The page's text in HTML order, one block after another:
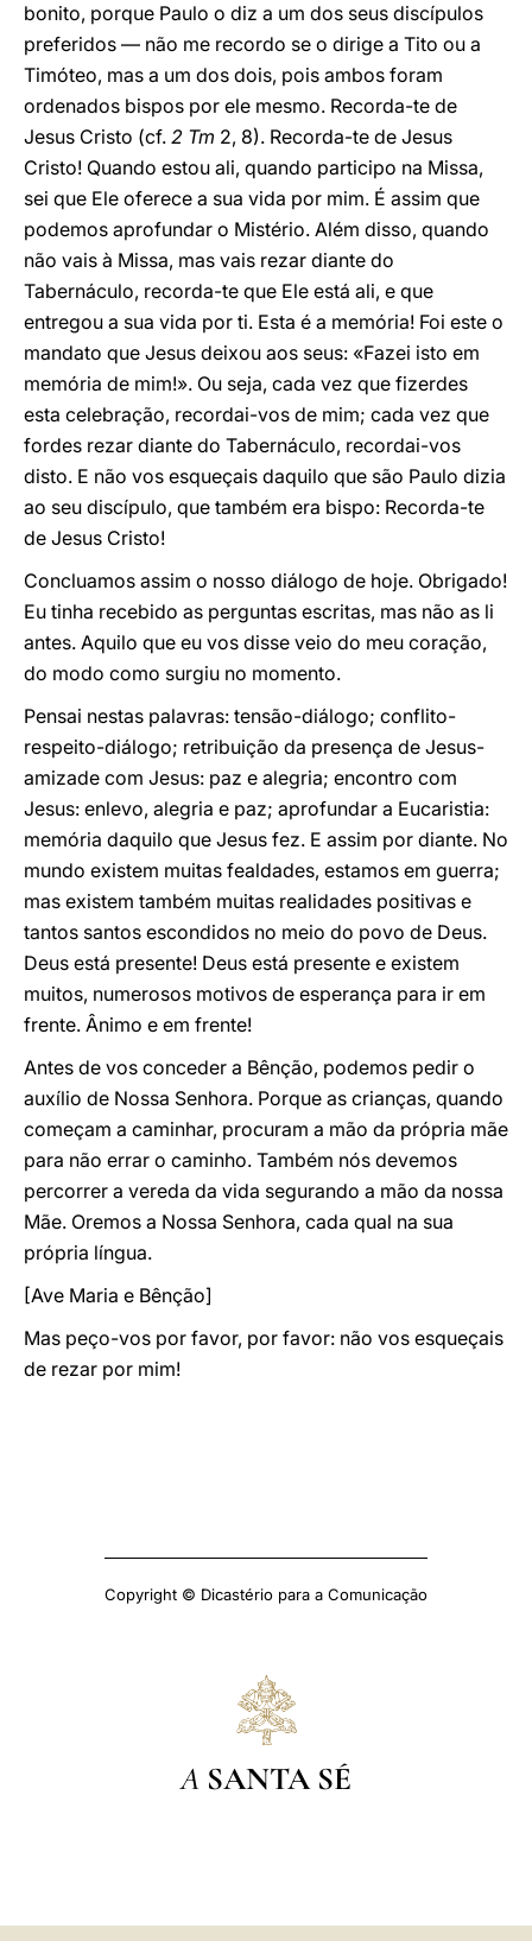
bonito, porque Paulo o diz a um dos seus discípulos
preferidos — não me recordo se o dirige a Tito ou a
Timóteo, mas a um dos dois, pois ambos foram
ordenados bispos por ele mesmo. Recorda-te de
Jesus Cristo (cf. 2 Tm 2, 8). Recorda-te de Jesus
Cristo! Quando estou ali, quando participo na Missa,
sei que Ele oferece a sua vida por mim. É assim que
podemos aprofundar o Mistério. Além disso, quando
não vais à Missa, mas vais rezar diante do
Tabernáculo, recorda-te que Ele está ali, e que
entregou a sua vida por ti. Esta é a memória! Foi este o
mandato que Jesus deixou aos seus: «Fazei isto em
memória de mim!». Ou seja, cada vez que fizerdes
esta celebração, recordai-vos de mim; cada vez que
fordes rezar diante do Tabernáculo, recordai-vos
disto. E não vos esqueçais daquilo que são Paulo dizia
ao seu discípulo, que também era bispo: Recorda-te
de Jesus Cristo!
Concluamos assim o nosso diálogo de hoje. Obrigado!
Eu tinha recebido as perguntas escritas, mas não as li
antes. Aquilo que eu vos disse veio do meu coração,
do modo como surgiu no momento.
Pensai nestas palavras: tensão-diálogo; conflito-
respeito-diálogo; retribuição da presença de Jesus-
amizade com Jesus: paz e alegria; encontro com
Jesus: enlevo, alegria e paz; aprofundar a Eucaristia:
memória daquilo que Jesus fez. E assim por diante. No
mundo existem muitas fealdades, estamos em guerra;
mas existem também muitas realidades positivas e
tantos santos escondidos no meio do povo de Deus.
Deus está presente! Deus está presente e existem
muitos, numerosos motivos de esperança para ir em
frente. Ânimo e em frente!
Antes de vos conceder a Bênção, podemos pedir o
auxílio de Nossa Senhora. Porque as crianças, quando
começam a caminhar, procuram a mão da própria mãe
para não errar o caminho. Também nós devemos
percorrer a vereda da vida segurando a mão da nossa
Mãe. Oremos a Nossa Senhora, cada qual na sua
própria língua.
[Ave Maria e Bênção]
Mas peço-vos por favor, por favor: não vos esqueçais
de rezar por mim!
Copyright © Dicastério para a Comunicação
A SANTA SÉ